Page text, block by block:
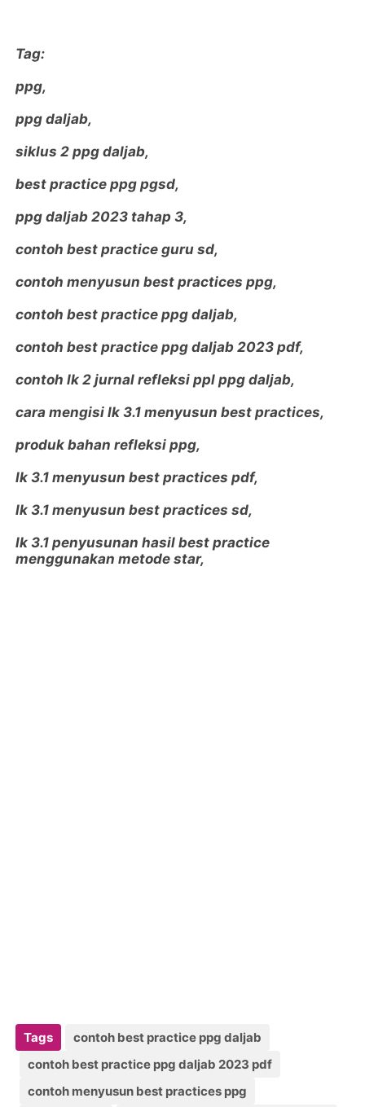
Tag:
ppg,
ppg daljab,
siklus 2 ppg daljab,
best practice ppg pgsd,
ppg daljab 2023 tahap 3,
contoh best practice guru sd,
contoh menyusun best practices ppg,
contoh best practice ppg daljab,
contoh best practice ppg daljab 2023 pdf,
contoh lk 2 jurnal refleksi ppl ppg daljab,
cara mengisi lk 3.1 menyusun best practices,
produk bahan refleksi ppg,
lk 3.1 menyusun best practices pdf,
lk 3.1 menyusun best practices sd,
lk 3.1 penyusunan hasil best practice
menggunakan metode star,
Tags
contoh best practice ppg daljab
contoh best practice ppg daljab 2023 pdf
contoh menyusun best practices ppg